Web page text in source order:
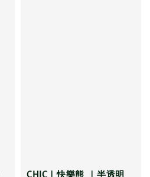
CHIC｜快樂熊 ｜半透明